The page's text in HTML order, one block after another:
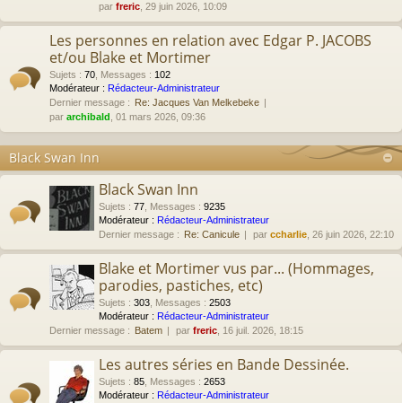
par freric , 29 juin 2026, 10:09
Les personnes en relation avec Edgar P. JACOBS
et/ou Blake et Mortimer
Sujets : 70 Messages : 102
Modérateur : Rédacteur-Administrateur
Dernier message : Re: Jacques Van Melkebeke
par archibald , 01 mars 2026, 09:36
Black Swan Inn
Black Swan Inn
Sujets : 77 Messages : 9235
Modérateur : Rédacteur-Administrateur
Dernier message : Re: Canicule par ccharlie , 26 juin 2026, 22:10
Blake et Mortimer vus par... (Hommages,
parodies, pastiches, etc)
Sujets : 303 Messages : 2503
Modérateur : Rédacteur-Administrateur
Dernier message : Batem par freric , 16 juil. 2026, 18:15
Les autres séries en Bande Dessinée.
Sujets : 85 Messages : 2653
Modérateur : Rédacteur-Administrateur